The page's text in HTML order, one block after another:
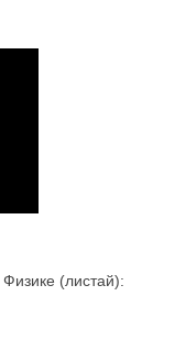
(листай):